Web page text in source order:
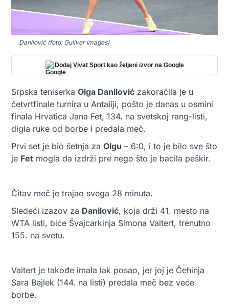
Danilović (foto: Guliver images)
Dodaj Vivat Sport kao željeni izvor na Google
Srpska teniserka Olga Danilović zakoračila je u
četvrtfinale turnira u Antaliji, pošto je danas u osmini
finala Hrvatica Jana Fet, 134. na svetskoj rang-listi,
digla ruke od borbe i predala meč.
Prvi set je bio šetnja za Olgu – 6:0, i to je bilo sve što
je Fet mogla da izdrži pre nego što je bacila peškir.
Čitav meč je trajao svega 28 minuta.
Sledeći izazov za Danilović, koja drži 41. mesto na
WTA listi, biće Švajcarkinja Simona Valtert, trenutno
155. na svetu.
Valtert je takođe imala lak posao, jer joj je Čehinja
Sara Bejlek (144. na listi) predala meč bez veće
borbe.